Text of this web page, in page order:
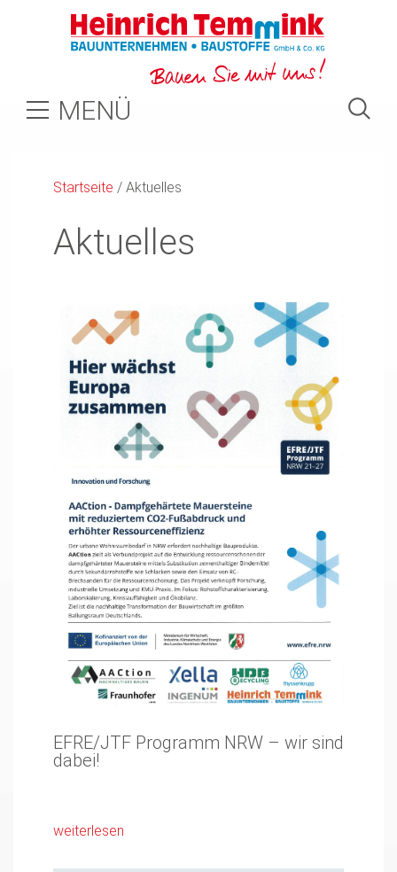
MENÜ
Startseite / Aktuelles
Aktuelles
EFRE/JTF Programm NRW – wir sind
dabei!
weiterlesen